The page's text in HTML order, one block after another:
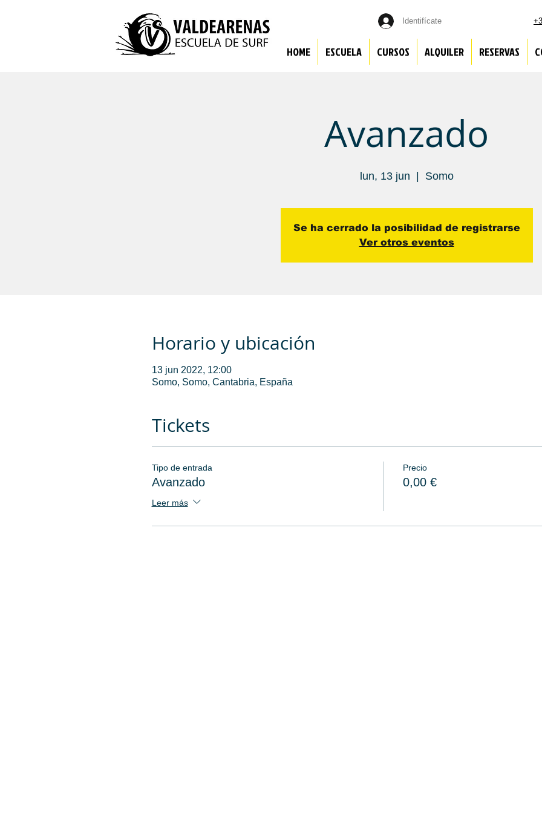
Identifícate
HOME ESCUELA CURSOS ALQUILER RESERVAS
Avanzado
lun, 13 jun Somo
Se ha cerrado la posibilidad de registrarse
Ver otros eventos
Horario y ubicación
13 jun 2022, 12:00
Somo, Somo, Cantabria, España
Tickets
Tipo de entrada
Avanzado
Leer más
Precio
0,00 €